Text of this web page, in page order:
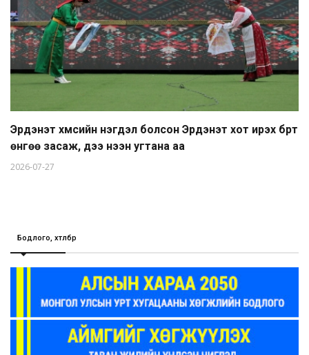
Эрдэнэт хүмүүсийн нэгдэл болсон Эрдэнэт хот ирэх бүрт
өнгөө засаж, үүдээ нээн угтана аа
2026-07-27
Бодлого, хөтөлбөр